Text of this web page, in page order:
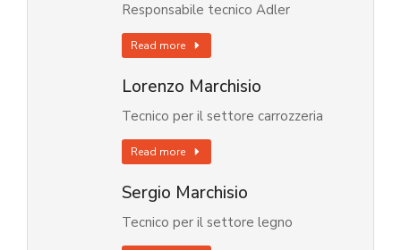
Responsabile tecnico Adler
Read more
Lorenzo Marchisio
Tecnico per il settore carrozzeria
Read more
Sergio Marchisio
Tecnico per il settore legno